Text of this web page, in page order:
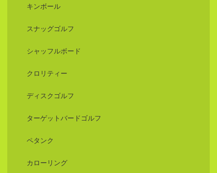
キンボール
スナッグゴルフ
シャッフルボード
クロリティー
ディスクゴルフ
ターゲットバードゴルフ
ペタンク
カローリング